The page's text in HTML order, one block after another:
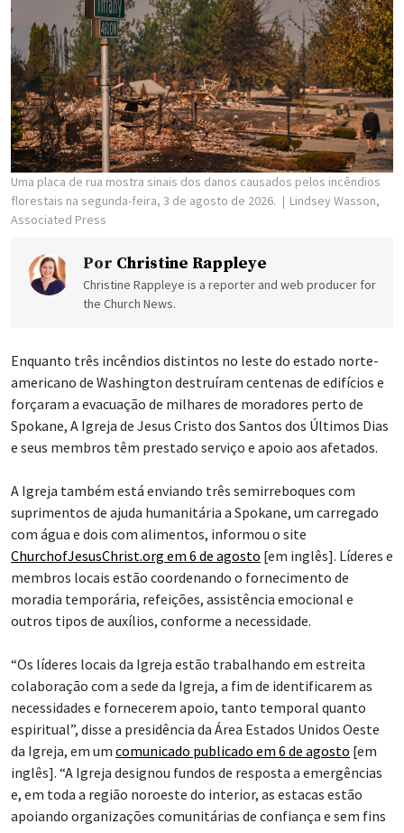
Uma placa de rua mostra sinais dos danos causados pelos incêndios
florestais na segunda-feira, 3 de agosto de 2026.
Lindsey Wasson,
Associated Press
Por Christine Rappleye
Christine Rappleye is a reporter and web producer for
the Church News.
Enquanto três incêndios distintos no leste do estado norte-
americano de Washington destruíram centenas de edifícios e
forçaram a evacuação de milhares de moradores perto de
Spokane, A Igreja de Jesus Cristo dos Santos dos Últimos Dias
e seus membros têm prestado serviço e apoio aos afetados.
A Igreja também está enviando três semirreboques com
suprimentos de ajuda humanitária a Spokane, um carregado
com água e dois com alimentos, informou o site
ChurchofJesusChrist.org em 6 de agosto [em inglês]. Líderes e
membros locais estão coordenando o fornecimento de
moradia temporária, refeições, assistência emocional e
outros tipos de auxílios, conforme a necessidade.
“Os líderes locais da Igreja estão trabalhando em estreita
colaboração com a sede da Igreja, a fim de identificarem as
necessidades e fornecerem apoio, tanto temporal quanto
espiritual”, disse a presidência da Área Estados Unidos Oeste
da Igreja, em um comunicado publicado em 6 de agosto [em
inglês]. “A Igreja designou fundos de resposta a emergências
e, em toda a região noroeste do interior, as estacas estão
apoiando organizações comunitárias de confiança e sem fins